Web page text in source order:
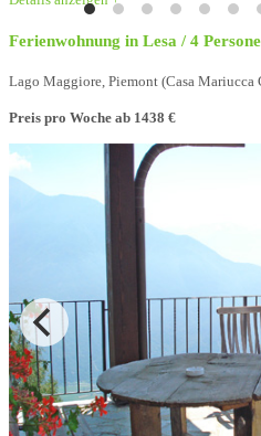
Ferienwohnung in Lesa / 4
Lago Maggiore, Piemont (Casa Mariucca
Preis pro Woche ab 1438 €